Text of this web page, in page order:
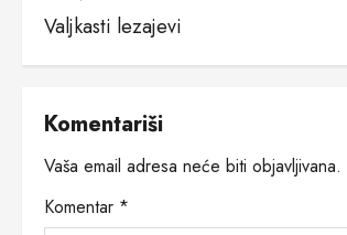
o
t
n
Valjkasti lezajevi
Komentariši
Vaša email adresa neće biti objavljivana.
Komentar *